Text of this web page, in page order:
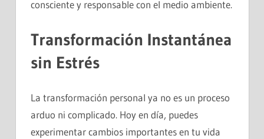
consciente y responsable con el medio ambiente.
Transformación Instantánea
sin Estrés
La transformación personal ya no es un proceso
arduo ni complicado. Hoy en día, puedes
experimentar cambios importantes en tu vida